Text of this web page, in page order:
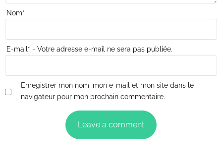
Nom*
E-mail * - Votre adresse e-mail ne sera pas publiée.
Enregistrer mon nom, mon e-mail et mon site dans le
navigateur pour mon prochain commentaire.